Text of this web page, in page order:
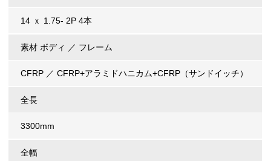
14 ｘ 1.75- 2P 4本
素材 ボディ ／ フレーム
CFRP ／ CFRP+アラミドハニカム+CFRP（サンドイッチ）
全長
3300mm
全幅